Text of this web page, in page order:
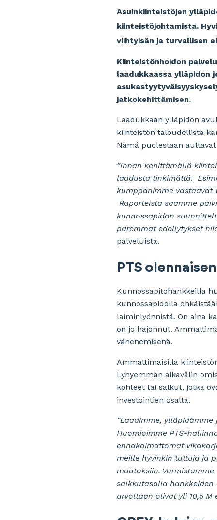
Asuinkiinteistöjen
kiinteistöjohtamista.
viihtyisän ja turvallisen
Kiinteistönhoidon
laadukkaassa ylläpidon
jatkokehittämisen.
Laadukkaan ylläpidon
kiinteistön taloudellista
Nämä puolestaan
”Innan kehittämällä
laadusta tinkimättä.
kumppanimme vastaavat
Raporteista saamme
kunnossapidon
paremmat edellytykset
palveluista.
PTS
Kunnossapitohankkeilla
kunnossapidolla
laiminlyönnistä. On aina
on jo hajonnut.
vähenemisenä.
Ammattimaisilla
Lyhyemmän aikavälin
kohteet tai salkut, jotka
investointien osalta.
”Laadimme,
Huomioimme PTS-
ennakoimattomat
meille hyvinkin tuttuja ja
muutoksiin.
salkkutasolla hankkeiden
arvoltaan olivat yli 10,5 M